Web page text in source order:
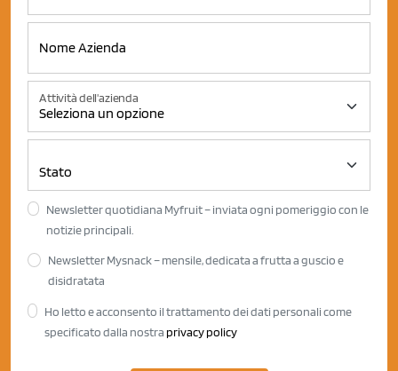
Attività dell'azienda
Newsletter quotidiana Myfruit – inviata ogni pomeriggio con le
notizie principali.
Newsletter Mysnack – mensile, dedicata a frutta a guscio e
disidratata
Ho letto e acconsento il trattamento dei dati personali come
specificato dalla nostra privacy policy